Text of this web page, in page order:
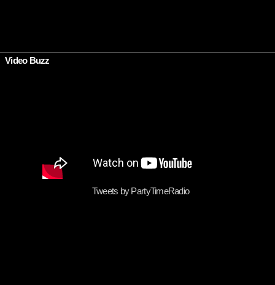
•
Video Buzz
Tweets by PartyTimeRadio